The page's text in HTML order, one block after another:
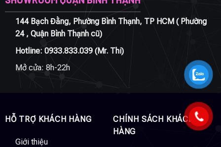
144 Bạch Đằng, Phường Bình Thạnh, TP HCM ( Phường
24 , Quận Bình Thạnh cũ)
Hotline: 0933.833.039(Mr. Thi)
Mở cửa: 8h-22h
HỖ TRỢ KHÁCH HÀNG
Giới thiệu
CHÍNH SÁCH KHÁCH
HÀNG